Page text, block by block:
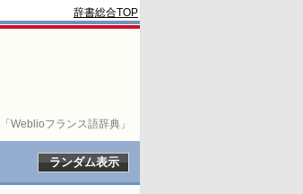
Weblioフランス語辞典」
辞書総合TOP